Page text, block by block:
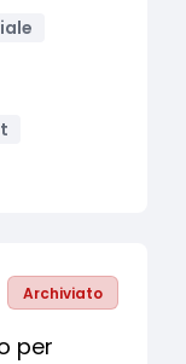
Archiviato
per